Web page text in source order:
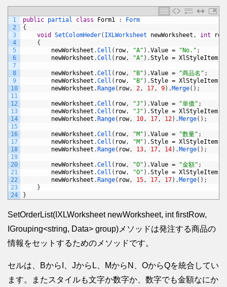
1
2
3
4
5
6
7
8
9
10
11
12
13
14
15
16
17
18
19
20
21
22
23
24
public partial class Form1 :
Form
{
void
SetColomHeder( IXLWorksheet newWorksheet , int row
{
newWorksheet .Cell ( row, "A" ) .Value = "No." ;
newWorksheet .Cell ( row, "A" ) .Style = XlStyleItem
newWorksheet .Cell ( row, "B" ) .Value = "商品名" ;
newWorksheet .Cell ( row, "B" ) .Style = XlStyleItem
newWorksheet . Range( row, 2, 17, 9) . Merge( ) ;
newWorksheet .Cell ( row, "J" ) .Value = "単価" ;
newWorksheet .Cell ( row, "J" ) .Style = XlStyleItem
newWorksheet . Range( row, 10, 17, 12) . Merge( ) ;
newWorksheet .Cell ( row, "M" ) .Value = "数量" ;
newWorksheet .Cell ( row, "M" ) .Style = XlStyleItem
newWorksheet . Range( row, 13, 17, 14) . Merge( ) ;
newWorksheet .Cell ( row, "O" ) .Value = "金額" ;
newWorksheet .Cell ( row, "O" ) .Style = XlStyleItem
newWorksheet . Range( row, 15, 17, 17) . Merge( ) ;
}
}
SetOrderList(IXLWorksheet newWorksheet, int firstRow,
IGrouping<string, Data> group)メソッドは発注する商品の
情報をセットするためのメソッドです。
セルは、BからI、JからL、MからN、OからQを統合してい
ます。またスタイルも文字か数字か、数字でも金額なにか